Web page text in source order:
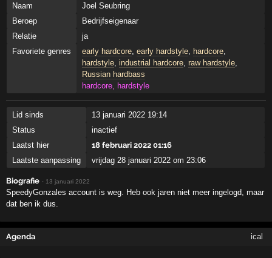
Naam
Joel Seubring
Beroep
Bedrijfseigenaar
Relatie
ja
Favoriete genres
early hardcore, early hardstyle, hardcore,
hardstyle, industrial hardcore, raw hardstyle,
Russian hardbass
hardcore, hardstyle
Lid sinds
13 januari 2022 19:14
Status
inactief
Laatst hier
18 februari 2022 01:16
Laatste aanpassing
vrijdag 28 januari 2022 om 23:06
Biografie · 13 januari 2022
SpeedyGonzales account is weg. Heb ook jaren niet meer ingelogd, maar
dat ben ik dus.
Agenda ical